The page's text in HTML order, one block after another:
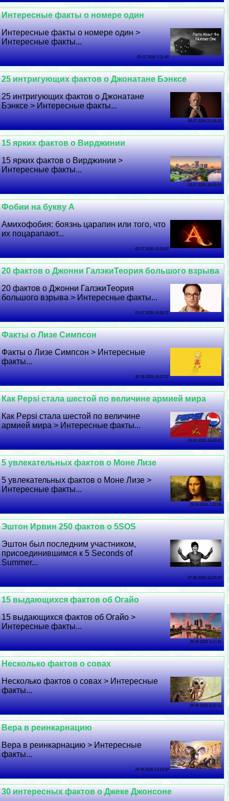
Интересные факты о номере один
Интересные факты о номере один >
Интересные факты...
05 07 2026 7:31:49
25 интригующих фактов о Джонатане Бэнксе
25 интригующих фактов о Джонатане
Бэнксе > Интересные факты...
04 07 2026 21:56:20
15 ярких фактов о Вирджинии
15 ярких фактов о Вирджинии >
Интересные факты...
03 07 2026 18:33:19
Фобии на букву А
Амихофобия: боязнь царапин или того, что
их поцарапают...
02 07 2026 13:39:22
20 фактов о Джонни ГалэкиТеория большого взрыва
20 фактов о Джонни ГалэкиТеория
большого взрыва > Интересные факты...
01 07 2026 14:58:31
Факты о Лизе Симпсон
Факты о Лизе Симпсон > Интересные
факты...
30 06 2026 16:12:52
Как Pepsi стала шестой по величине армией мира
Как Pepsi стала шестой по величине
армией мира > Интересные факты...
29 06 2026 13:43:41
5 увлекательных фактов о Моне Лизе
5 увлекательных фактов о Моне Лизе >
Интересные факты...
28 06 2026 1:22:26
Эштон Ирвин 250 фактов о 5SOS
Эштон был последним участником,
присоединившимся к 5 Seconds of
Summer...
27 06 2026 12:25:25
15 выдающихся фактов об Огайо
15 выдающихся фактов об Огайо >
Интересные факты...
26 06 2026 5:17:41
Несколько фактов о совах
Несколько фактов о совах > Интересные
факты...
25 06 2026 8:22:13
Вера в реинкарнацию
Вера в реинкарнацию > Интересные
факты...
24 06 2026 13:15:42
30 интересных фактов о Джеке Джонсоне